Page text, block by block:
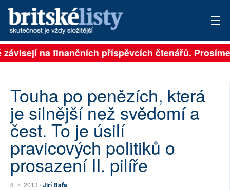
PŘIHLÁSIT
ARCHIV
ROZHOVORY
TÉMATA
NEJČTENĚJŠÍ ZA 7 DNÍ
na finančních příspěvcích čtenářů.
Touha po penězích, která
je silnější než svědomí a
čest. To je úsilí
pravicových politiků o
prosazení II. pilíře
8. 7. 2013 /Jiří Baťa